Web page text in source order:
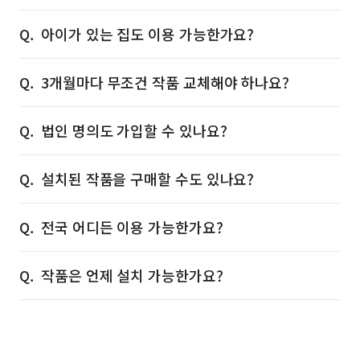
아이가 있는 집도 이용 가능한가요?
3개월마다 무조건 작품 교체해야 하나요?
법인 명의도 가입할 수 있나요?
설치된 작품을 구매할 수도 있나요?
전국 어디든 이용 가능한가요?
작품은 언제 설치 가능한가요?